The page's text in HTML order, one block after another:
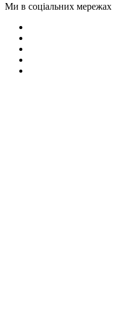
Ми в соціальних мережах